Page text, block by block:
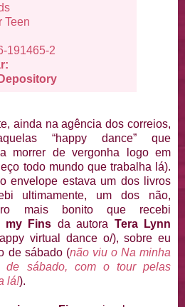
Teen
191465-2
ainda na agência dos correios,
“happy dance” que
morrer de vergonha logo em
todo mundo que trabalha lá).
envelope estava um dos livros
ultimamente, um dos não,
mais bonito que recebi
my Fins da autora Tera Lynn
virtual dance o/), sobre eu
de sábado (não viu o Na minha
de sábado, com o tour pelas
lá!).